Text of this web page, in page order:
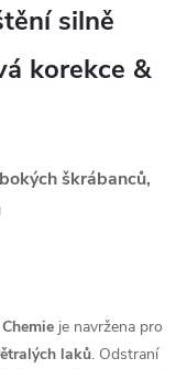
silně
korekce &
škrábanců,
je navržena pro
laků. Odstraní